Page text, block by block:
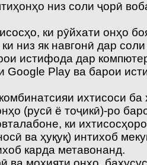
низ соли ҷорӣ
ки рӯйхати онҳо
низ як навгонӣ дар
истифода дар
Play ва барои
ихтисоси ба
(русӣ ё тоҷикӣ)-ро
ки
ва ҳуқуқ) интихоб
карда метавонанд.